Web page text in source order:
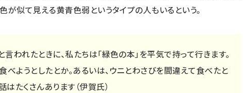
が似て見える黄青色弱というタイプの人もいるという。
言われたときに、私たちは「緑色の本」を平気で持って行きます。
べようとしたとか。あるいは、ウニとわさびを間違えて食べたと
はたくさんあります（伊賀氏）